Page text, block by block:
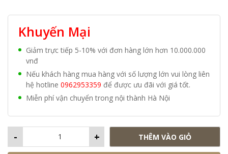
Khuyến Mại
Giảm trực tiếp 5-10% với đơn hàng lớn hơn 10.000.000
vnđ
Nếu khách hàng mua hàng với số lượng lớn vui lòng liên
hệ hotline 0962953359 để được ưu đãi với giá tốt.
Miễn phí vận chuyển trong nội thành Hà Nội
+
- THÊM VÀO GIỎ